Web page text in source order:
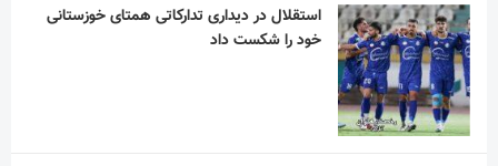
استقلال در دیداری تدارکاتی همتای خوزستانی
خود را شکست داد